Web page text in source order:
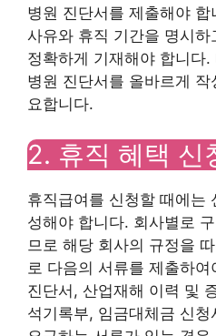
병원 진단서를 제출해야
사유와 휴직 기간을 명시
정확하게 기재해야 합니다
병원 진단서를 올바르게
요합니다.
2. 휴직 혜택 신
휴직급여를 신청할 때에는
성해야 합니다. 회사별로
므로 해당 회사의 규정을
로 다음의 서류를 제출하
진단서, 산업재해 이력 및
석기록부, 임금대체금 신